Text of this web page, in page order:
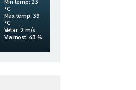
Min temp: 23
°C
Max temp: 39
°C
Vetar: 2 m/s
Vlažnost: 43 %